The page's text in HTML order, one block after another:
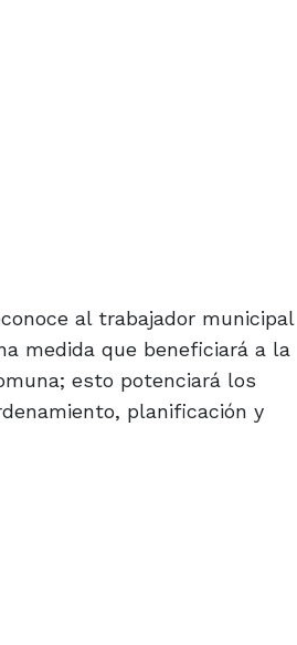
al trabajador municipal
medida que beneficiará a la
esto potenciará los
planificación y